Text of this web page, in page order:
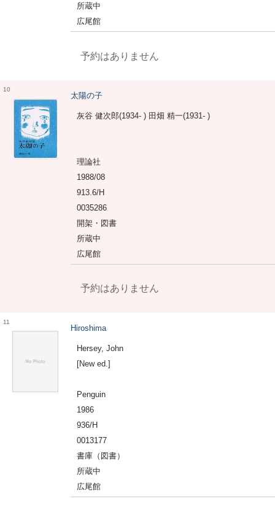
所蔵中
広尾館
予約はありません
10
太陽の子
灰谷 健次郎(1934- ) 田畑 精一(1931- )
理論社
1988/08
913.6/H
0035286
開架・図書
所蔵中
広尾館
予約はありません
11
Hiroshima
Hersey, John
[New ed.]
Penguin
1986
936/H
0013177
書庫（図書）
所蔵中
広尾館